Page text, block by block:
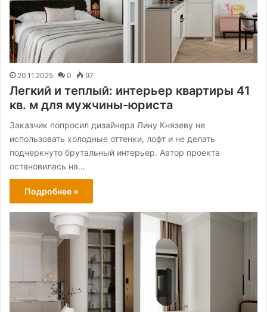
20.11.2025 0 97
Легкий и теплый: интерьер квартиры 41
кв. м для мужчины-юриста
Заказчик попросил дизайнера Лину Князеву не
использовать холодные оттенки, лофт и не делать
подчеркнуто брутальный интерьер. Автор проекта
остановилась на…
Подробнее »